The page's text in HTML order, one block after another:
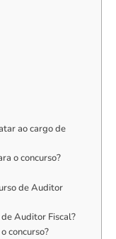
ao cargo de
o concurso?
de Auditor
Auditor Fiscal?
concurso?